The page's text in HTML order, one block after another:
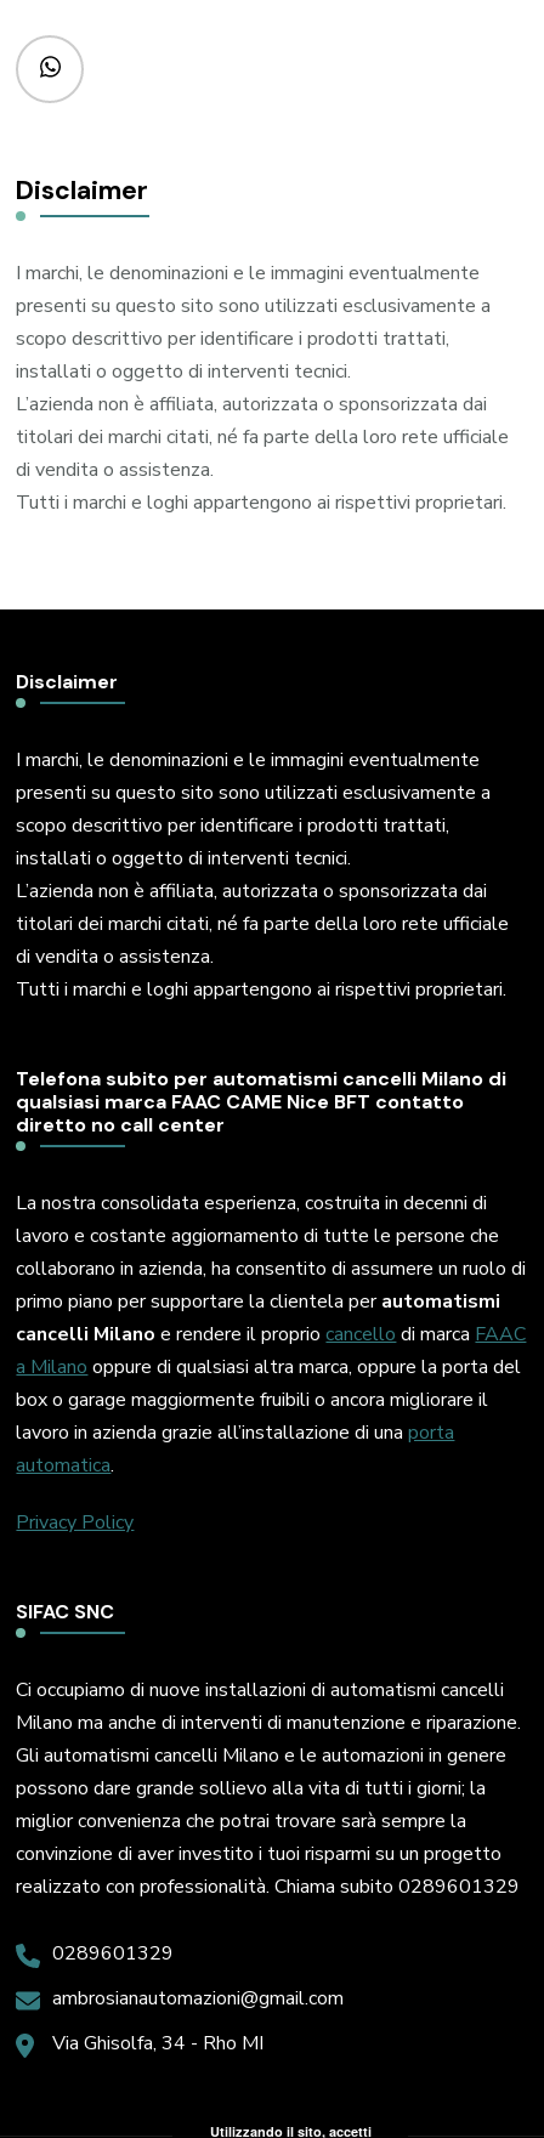
Disclaimer
I marchi, le denominazioni e le immagini eventualmente
presenti su questo sito sono utilizzati esclusivamente a
scopo descrittivo per identificare i prodotti trattati,
installati o oggetto di interventi tecnici.
L’azienda non è affiliata, autorizzata o sponsorizzata dai
titolari dei marchi citati, né fa parte della loro rete ufficiale
di vendita o assistenza.
Tutti i marchi e loghi appartengono ai rispettivi proprietari.
Disclaimer
I marchi, le denominazioni e le immagini eventualmente
presenti su questo sito sono utilizzati esclusivamente a
scopo descrittivo per identificare i prodotti trattati,
installati o oggetto di interventi tecnici.
L’azienda non è affiliata, autorizzata o sponsorizzata dai
titolari dei marchi citati, né fa parte della loro rete ufficiale
di vendita o assistenza.
Tutti i marchi e loghi appartengono ai rispettivi proprietari.
Telefona subito per automatismi cancelli Milano di
qualsiasi marca FAAC CAME Nice BFT contatto
diretto no call center
La nostra consolidata esperienza, costruita in decenni di
lavoro e costante aggiornamento di tutte le persone che
collaborano in azienda, ha consentito di assumere un ruolo di
primo piano per supportare la clientela perautomatismi
cancelli Milano e rendere il propriocancello di marca FAAC
a Milano oppure di qualsiasi altra marca, oppure la porta del
box o garage maggiormente fruibili o ancora migliorare il
lavoro in azienda grazie all’installazione di unaporta
automatica.
Privacy Policy
SIFAC SNC
Ci occupiamo di nuove installazioni di automatismi cancelli
Milano ma anche di interventi di manutenzione e riparazione.
Gli automatismi cancelli Milano e le automazioni in genere
possono dare grande sollievo alla vita di tutti i giorni; la
miglior convenienza che potrai trovare sarà sempre la
convinzione di aver investito i tuoi risparmi su un progetto
realizzato con professionalità. Chiama subito 0289601329
0289601329
ambrosianautomazioni@gmail.com
Via Ghisolfa, 34 - Rho MI
Utilizzando il sito, accetti